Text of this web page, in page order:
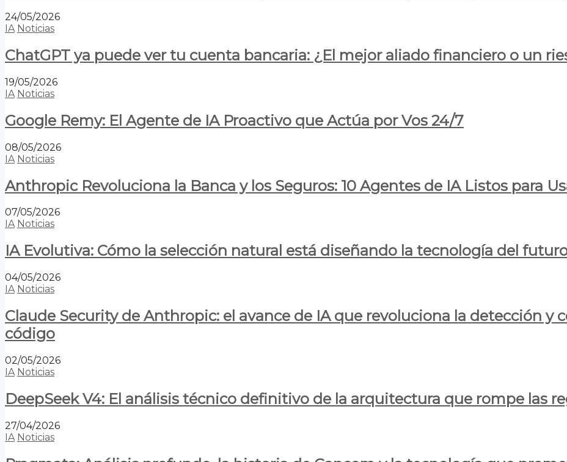
24/05/2026
IA Noticias
ChatGPT ya puede ver tu cuenta bancaria: ¿El mejor aliado financiero o un
19/05/2026
IA Noticias
Google Remy: El Agente de IA Proactivo que Actúa por Vos 24/7
08/05/2026
IA Noticias
Anthropic Revoluciona la Banca y los Seguros: 10 Agentes de IA Listos para
07/05/2026
IA Noticias
IA Evolutiva: Cómo la selección natural está diseñando la tecnología del
04/05/2026
IA Noticias
Claude Security de Anthropic: el avance de IA que revoluciona la detección y
código
02/05/2026
IA Noticias
DeepSeek V4: El análisis técnico definitivo de la arquitectura que rompe las
27/04/2026
IA Noticias